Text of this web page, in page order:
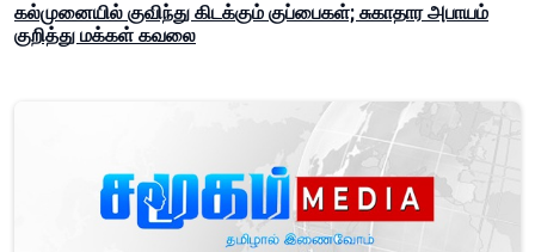
கல்முனையில் குவிந்து கிடக்கும் குப்பைகள்; சுகாதார அபாயம்
குறித்து மக்கள் கவலை